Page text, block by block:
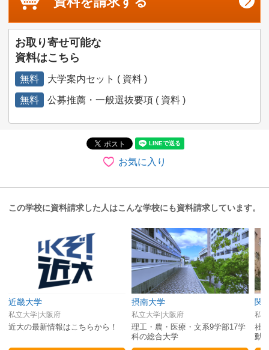
お取り寄せ可能な
資料はこちら
無料 大学案内セット ( 資料 )
無料 公募推薦・一般選抜要項 ( 資料 )
お気に入り
この学校に資料請求した人はこんな学校にも資料請求しています。
近畿大学
私立大学|大阪府
近大の最新情報はこちらから！
摂南大学
私立大学|大阪府
理工・農・医療・文系9学部17学
科の総合大学
関
私
社
動